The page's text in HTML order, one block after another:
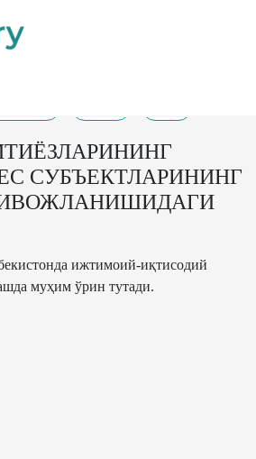
СУБЪЕКТЛАРИНИНГ
ижтимоий-иқтисодий
муҳим ўрин тутади.